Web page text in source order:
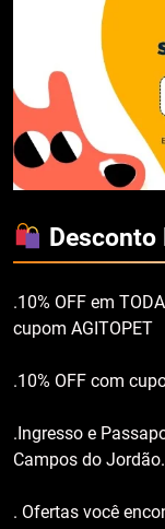
Desconto
.10% OFF em
cupom AGITOPET
.10% OFF com
.Ingresso e
Campos do Jordão.
. Ofertas você